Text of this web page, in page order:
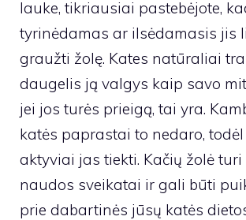
lauke, tikriausiai pastebėjote,
tyrinėdamas ar ilsėdamasis jis
graužti žolę. Kates natūraliai
daugelis ją valgys kaip savo
jei jos turės prieigą, tai yra.
katės paprastai to nedaro,
aktyviai jas tiekti. Kačių žolė
naudos sveikatai ir gali būti
prie dabartinės jūsų katės